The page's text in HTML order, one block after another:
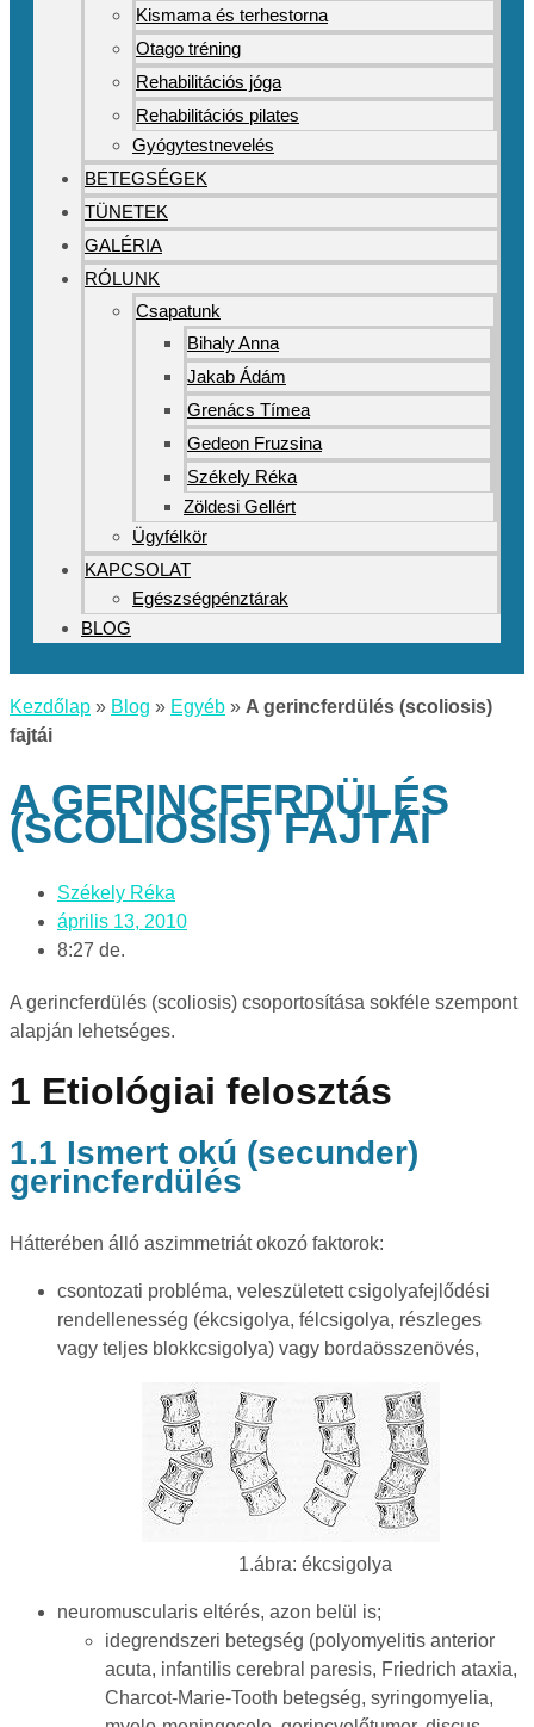
Kismama és terhestorna
Otago tréning
Rehabilitációs jóga
Rehabilitációs pilates
Gyógytestnevelés
BETEGSÉGEK
TÜNETEK
GALÉRIA
RÓLUNK
Csapatunk
Bihaly Anna
Jakab Ádám
Grenács Tímea
Gedeon Fruzsina
Székely Réka
Zöldesi Gellért
Ügyfélkör
KAPCSOLAT
Egészségpénztárak
BLOG
Kezdőlap » Blog » Egyéb » A gerincferdülés (scoliosis)
fajtái
A GERINCFERDÜLÉS
(SCOLIOSIS) FAJTÁI
Székely Réka
április 13, 2010
8:27 de.
A gerincferdülés (scoliosis) csoportosítása sokféle szempont
alapján lehetséges.
1 Etiológiai felosztás
1.1 Ismert okú (secunder)
gerincferdülés
Hátterében álló aszimmetriát okozó faktorok:
csontozati probléma, veleszületett csigolyafejlődési
rendellenesség (ékcsigolya, félcsigolya, részleges
vagy teljes blokkcsigolya) vagy bordaösszenövés,
1.ábra: ékcsigolya
neuromuscularis eltérés, azon belül is;
idegrendszeri betegség (polyomyelitis anterior
acuta, infantilis cerebral paresis, Friedrich ataxia,
Charcot-Marie-Tooth betegség, syringomyelia,